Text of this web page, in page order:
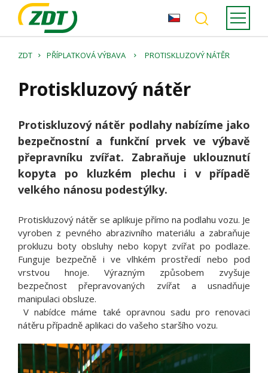
ZDT PŘÍPLATKOVÁ VÝBAVA PROTISKLUZOVÝ NÁTĚR
Protiskluzový nátěr
Protiskluzový nátěr podlahy nabízíme jako
bezpečnostní a funkční prvek ve výbavě
přepravníku zvířat. Zabraňuje uklouznutí
kopyta po kluzkém plechu i v případě
velkého nánosu podestýlky.
Protiskluzový nátěr se aplikuje přímo na podlahu vozu. Je
vyroben z pevného abrazivního materiálu a zabraňuje
prokluzu boty obsluhy nebo kopyt zvířat po podlaze.
Funguje bezpečně i ve vlhkém prostředí nebo pod
vrstvou hnoje. Výrazným způsobem zvyšuje
bezpečnost přepravovaných zvířat a usnadňuje
manipulaci obsluze.
V nabídce máme také opravnou sadu pro renovaci
nátěru případně aplikaci do vašeho staršího vozu.